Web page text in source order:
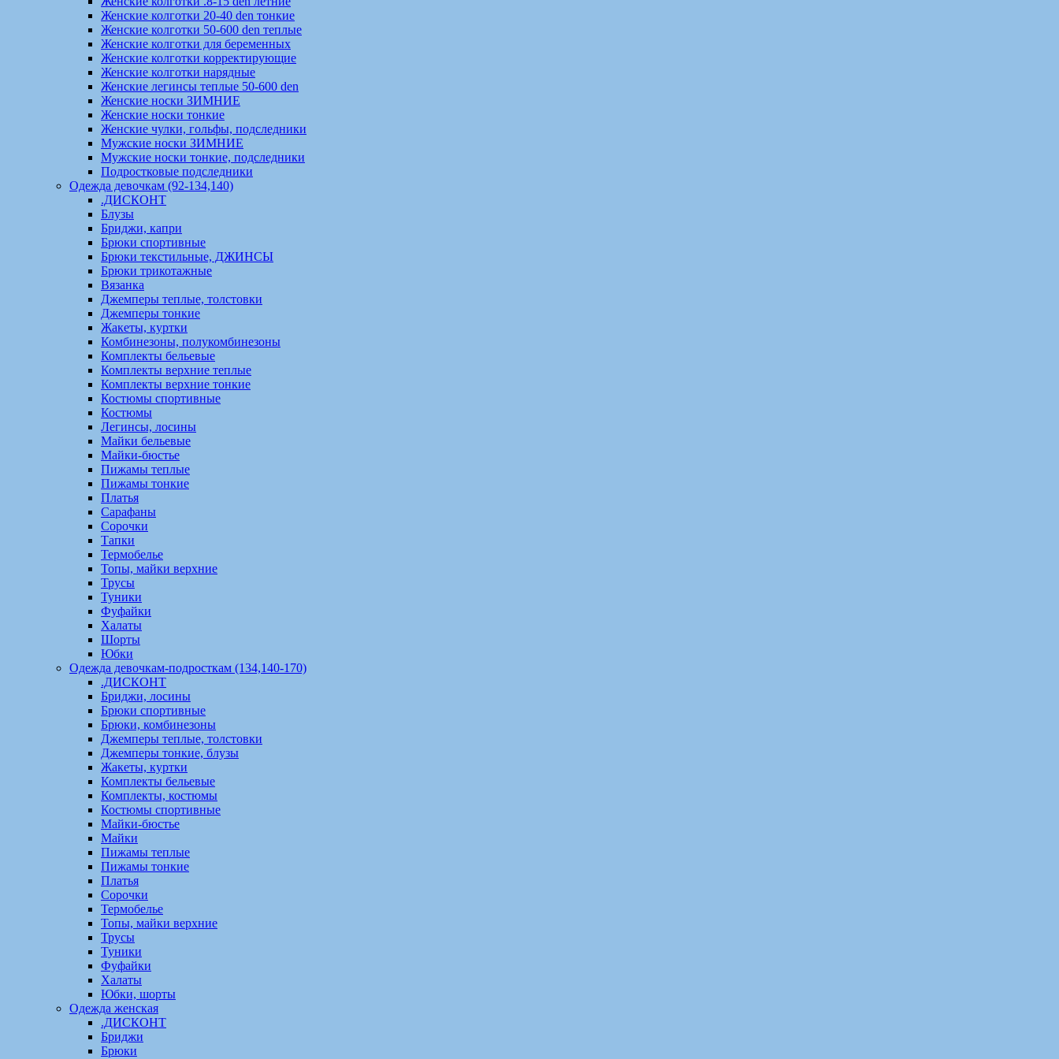
Женские колготки 20-40 den тонкие
Женские колготки 50-600 den теплые
Женские колготки для беременных
Женские колготки корректирующие
Женские колготки нарядные
Женские легинсы теплые 50-600 den
Женские носки ЗИМНИЕ
Женские носки тонкие
Женские чулки, гольфы, подследники
Мужские носки ЗИМНИЕ
Мужские носки тонкие, подследники
Подростковые подследники
Одежда девочкам (92-134,140)
.ДИСКОНТ
Блузы
Бриджи, капри
Брюки спортивные
Брюки текстильные, ДЖИНСЫ
Брюки трикотажные
Вязанка
Джемперы теплые, толстовки
Джемперы тонкие
Жакеты, куртки
Комбинезоны, полукомбинезоны
Комплекты бельевые
Комплекты верхние теплые
Комплекты верхние тонкие
Костюмы спортивные
Костюмы
Легинсы, лосины
Майки бельевые
Майки-бюстье
Пижамы теплые
Пижамы тонкие
Платья
Сарафаны
Сорочки
Тапки
Термобелье
Топы, майки верхние
Трусы
Туники
Фуфайки
Халаты
Шорты
Юбки
Одежда девочкам-подросткам (134,140-170)
.ДИСКОНТ
Бриджи, лосины
Брюки спортивные
Брюки, комбинезоны
Джемперы теплые, толстовки
Джемперы тонкие, блузы
Жакеты, куртки
Комплекты бельевые
Комплекты, костюмы
Костюмы спортивные
Майки-бюстье
Майки
Пижамы теплые
Пижамы тонкие
Платья
Сорочки
Термобелье
Топы, майки верхние
Трусы
Туники
Фуфайки
Халаты
Юбки, шорты
Одежда женская
.ДИСКОНТ
Бриджи
Брюки